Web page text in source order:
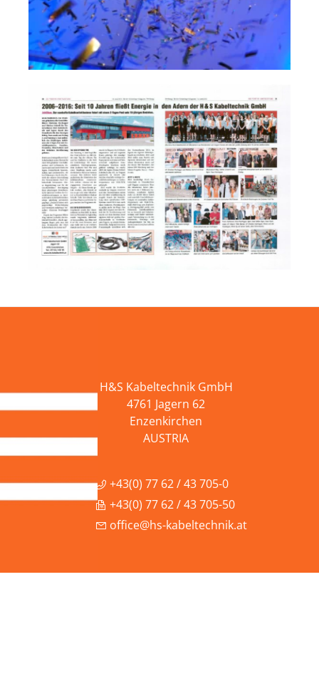
H&S Kabeltechnik GmbH
4761 Jagern 62
Enzenkirchen
AUSTRIA
+43(0) 77 62 / 43 705-0
+43(0) 77 62 / 43 705-50
office@hs-kabeltechnik.at